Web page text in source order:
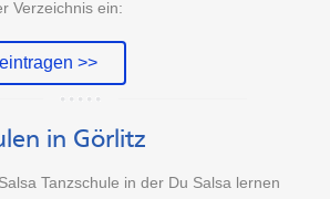
Verzeichnis ein:
>>
in Görlitz
Tanzschule in der Du Salsa lernen